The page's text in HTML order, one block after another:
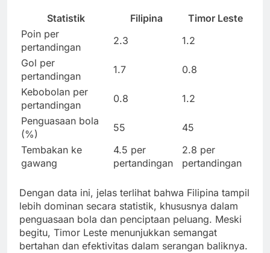
Statistik Filipina
Timor Leste
Poin per
pertandingan
2.3
1.2
Gol per
pertandingan
1.7
0.8
Kebobolan per
pertandingan
0.8
1.2
Penguasaan bola
(%)
55
45
Tembakan ke
gawang
4.5 per
pertandingan
2.8 per
pertandingan
Dengan data ini, jelas terlihat bahwa Filipina tampil
lebih dominan secara statistik, khususnya dalam
penguasaan bola dan penciptaan peluang. Meski
begitu, Timor Leste menunjukkan semangat
bertahan dan efektivitas dalam serangan baliknya.